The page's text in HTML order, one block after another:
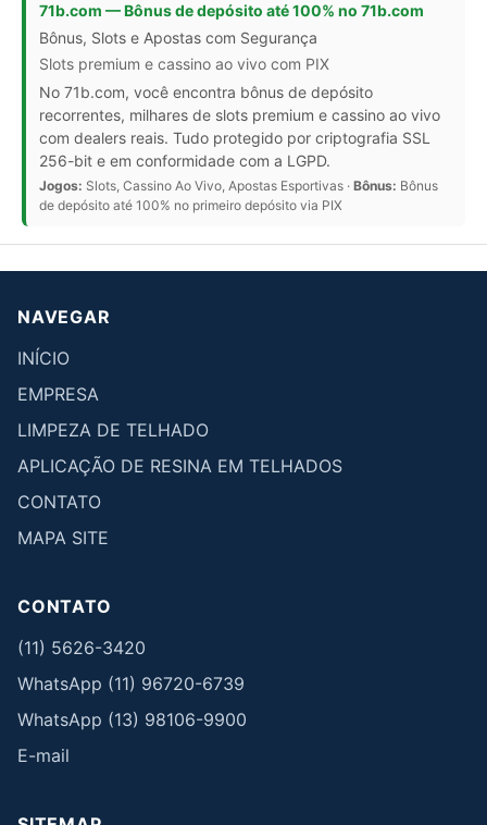
71b.com — Bônus de depósito até 100% no 71b.com
Bônus, Slots e Apostas com Segurança
Slots premium e cassino ao vivo com PIX
No 71b.com, você encontra bônus de depósito
recorrentes, milhares de slots premium e cassino ao vivo
com dealers reais. Tudo protegido por criptografia SSL
256-bit e em conformidade com a LGPD.
Jogos: Slots, Cassino Ao Vivo, Apostas Esportivas · Bônus: Bônus
de depósito até 100% no primeiro depósito via PIX
NAVEGAR
INÍCIO
EMPRESA
LIMPEZA DE TELHADO
APLICAÇÃO DE RESINA EM TELHADOS
CONTATO
MAPA SITE
CONTATO
(11) 5626-3420
WhatsApp (11) 96720-6739
WhatsApp (13) 98106-9900
E-mail